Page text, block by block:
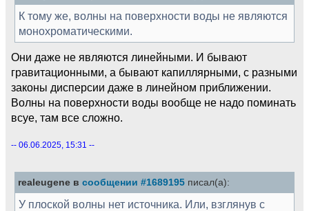
К тому же, волны на поверхности воды не являются
монохроматическими.
Они даже не являются линейными. И бывают
гравитационными, а бывают капиллярными, с разными
законы дисперсии даже в линейном приближении.
Волны на поверхности воды вообще не надо поминать
всуе, там все сложно.
-- 06.06.2025, 15:31 --
realeugene в сообщении #1689195 писал(а):
У плоской волны нет источника. Или, взглянув с